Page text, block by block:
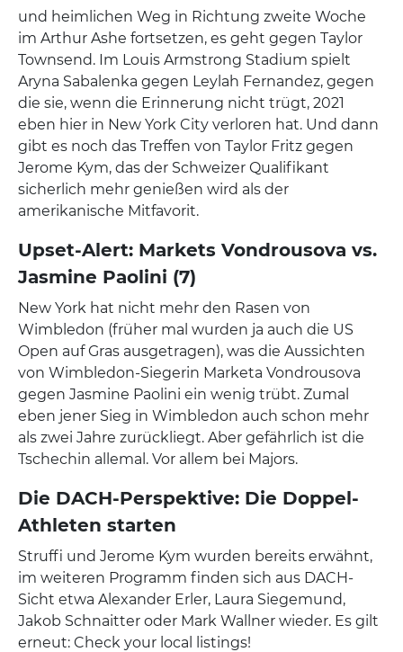
und heimlichen Weg in Richtung zweite Woche
im Arthur Ashe fortsetzen, es geht gegen Taylor
Townsend. Im Louis Armstrong Stadium spielt
Aryna Sabalenka gegen Leylah Fernandez, gegen
die sie, wenn die Erinnerung nicht trügt, 2021
eben hier in New York City verloren hat. Und dann
gibt es noch das Treffen von Taylor Fritz gegen
Jerome Kym, das der Schweizer Qualifikant
sicherlich mehr genießen wird als der
amerikanische Mitfavorit.
Upset-Alert: Markets Vondrousova vs.
Jasmine Paolini (7)
New York hat nicht mehr den Rasen von
Wimbledon (früher mal wurden ja auch die US
Open auf Gras ausgetragen), was die Aussichten
von Wimbledon-Siegerin Marketa Vondrousova
gegen Jasmine Paolini ein wenig trübt. Zumal
eben jener Sieg in Wimbledon auch schon mehr
als zwei Jahre zurückliegt. Aber gefährlich ist die
Tschechin allemal. Vor allem bei Majors.
Die DACH-Perspektive: Die Doppel-
Athleten starten
Struffi und Jerome Kym wurden bereits erwähnt,
im weiteren Programm finden sich aus DACH-
Sicht etwa Alexander Erler, Laura Siegemund,
Jakob Schnaitter oder Mark Wallner wieder. Es gilt
erneut: Check your local listings!